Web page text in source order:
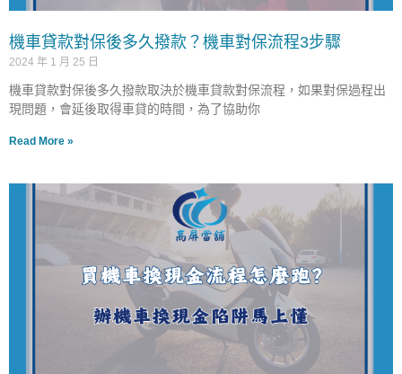
機車貸款對保後多久撥款？機車對保流程3步驟
2024 年 1 月 25 日
機車貸款對保後多久撥款取決於機車貸款對保流程，如果對保過程出
現問題，會延後取得車貸的時間，為了協助你
Read More »